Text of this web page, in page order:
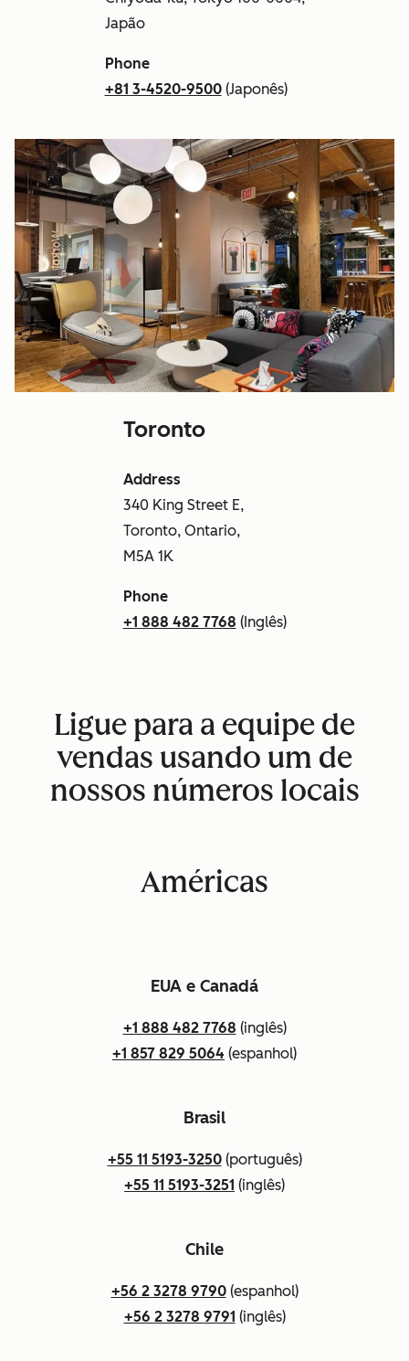
Japão
Phone
+81 3-4520-9500(Japonês)
Toronto
Address
340 King Street E,
Toronto, Ontario,
M5A 1K
Phone
+1 888 482 7768 (Inglês)
Ligue para a equipe de
vendas usando um de
nossos números locais
Américas
EUA e Canadá
+1 888 482 7768 (inglês)
+1 857 829 5064 (espanhol)
Brasil
+55 11 5193-3250(português)
+55 11 5193-3251 (inglês)
Chile
+56 2 3278 9790(espanhol)
+56 2 3278 9791 (inglês)